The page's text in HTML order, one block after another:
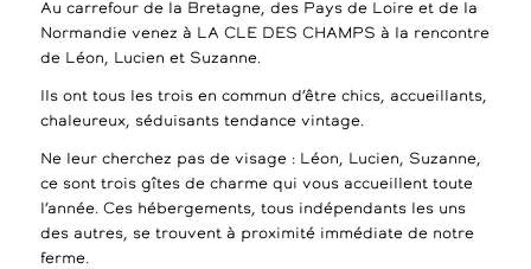
Au carrefour de la Bretagne, des Pays de Loire et de la
Normandie venez à LA CLE DES CHAMPS à la rencontre
de Léon, Lucien et Suzanne.
Ils ont tous les trois en commun d’être chics, accueillants,
chaleureux, séduisants tendance vintage.
Ne leur cherchez pas de visage : Léon, Lucien, Suzanne,
ce sont trois gîtes de charme qui vous accueillent toute
l’année. Ces hébergements, tous indépendants les uns
des autres, se trouvent à proximité immédiate de notre
ferme.